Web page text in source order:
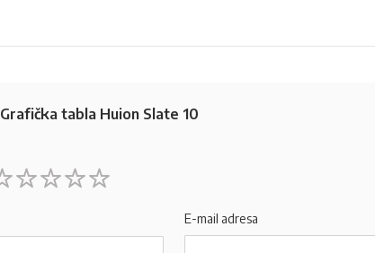
Grafička tabla Huion Slate 10
E-mail adresa